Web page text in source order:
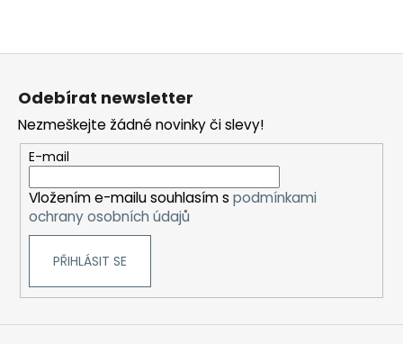
Odebírat newsletter
Nezmeškejte žádné novinky či slevy!
E-mail
Vložením e-mailu souhlasím s podmínkami
ochrany osobních údajů
PŘIHLÁSIT SE